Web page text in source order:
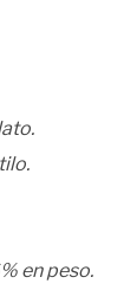
en peso.